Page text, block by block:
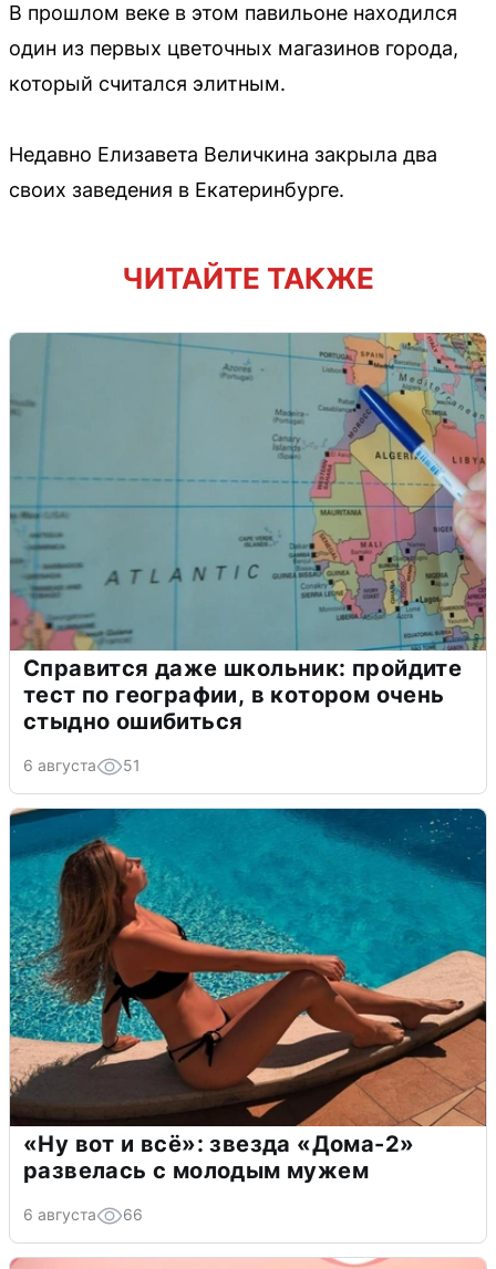
В прошлом веке в этом павильоне находился
один из первых цветочных магазинов города,
который считался элитным.
Недавно Елизавета Величкина закрыла два
своих заведения в Екатеринбурге.
ЧИТАЙТЕ ТАКЖЕ
Справится даже школьник: пройдите
тест по географии, в котором очень
стыдно ошибиться
6 августа 51
«Ну вот и всё»: звезда «Дома-2»
развелась с молодым мужем
6 августа 66